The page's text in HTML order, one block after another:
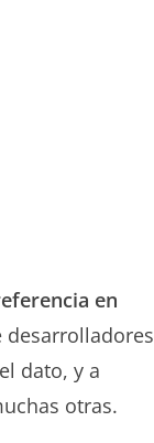
en
desarrolladores
dato, y a
otras.